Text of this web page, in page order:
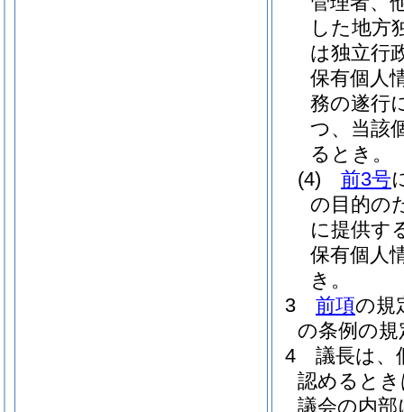
した地方
は独立行
保有個人
務の遂行
つ、当該
るとき。
(4)
前3号
の目的の
に提供す
保有個人
き。
3
前項の規
の条例の
4
議長は、
認めると
議会の内